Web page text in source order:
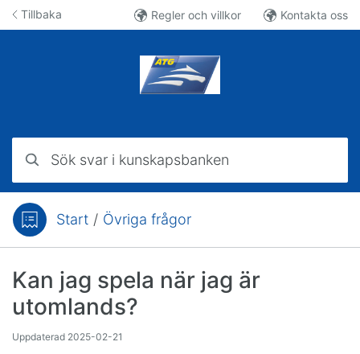
Hoppa till innehåll
Tillbaka Regler och villkor Kontakta oss
Du är här:Start / Övriga frågor
Kan jag spela när jag är
utomlands?
Uppdaterad 2025-02-21